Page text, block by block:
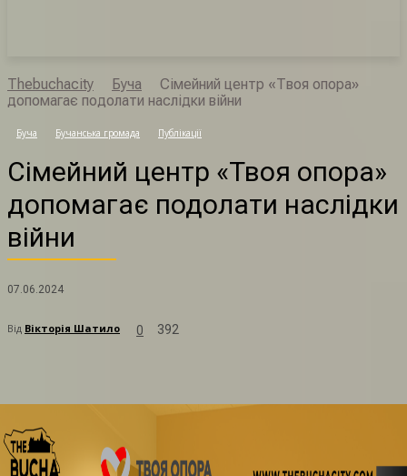
Thebuchacity Буча
Сімейний центр «Твоя опора»
допомагає подолати наслідки війни
Буча Бучанська громада Публікації
Сімейний центр «Твоя опора»
допомагає подолати наслідки
війни
07.06.2024
Від Вікторія Шатило 0 392